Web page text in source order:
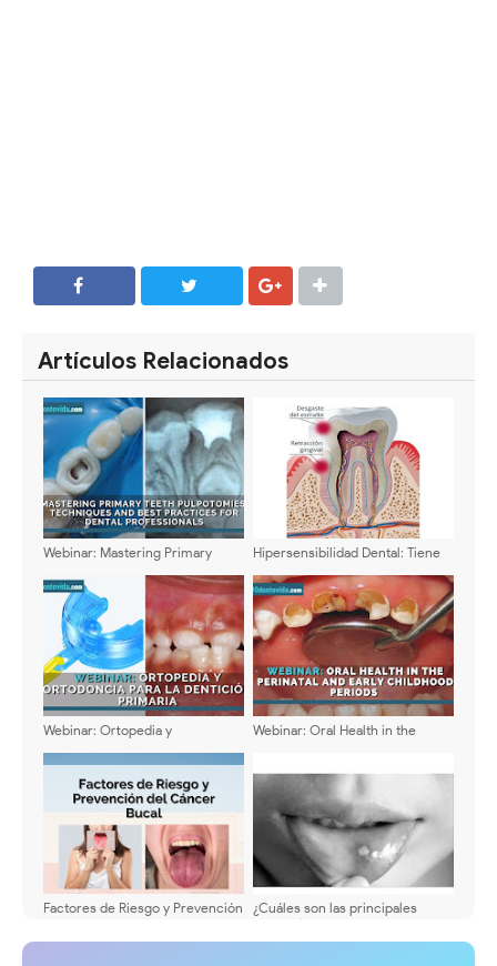
Artículos Relacionados
Webinar: Mastering Primary
and Best Practices for Dental
Professionals
Hipersensibilidad Dental: Tiene
Webinar: Ortopedia y
primaria - Dra. Silvia Chedid
Webinar: Oral Health in the
Factores de Riesgo y Prevención
¿Cuáles son las principales
patologías que afectan al labio?